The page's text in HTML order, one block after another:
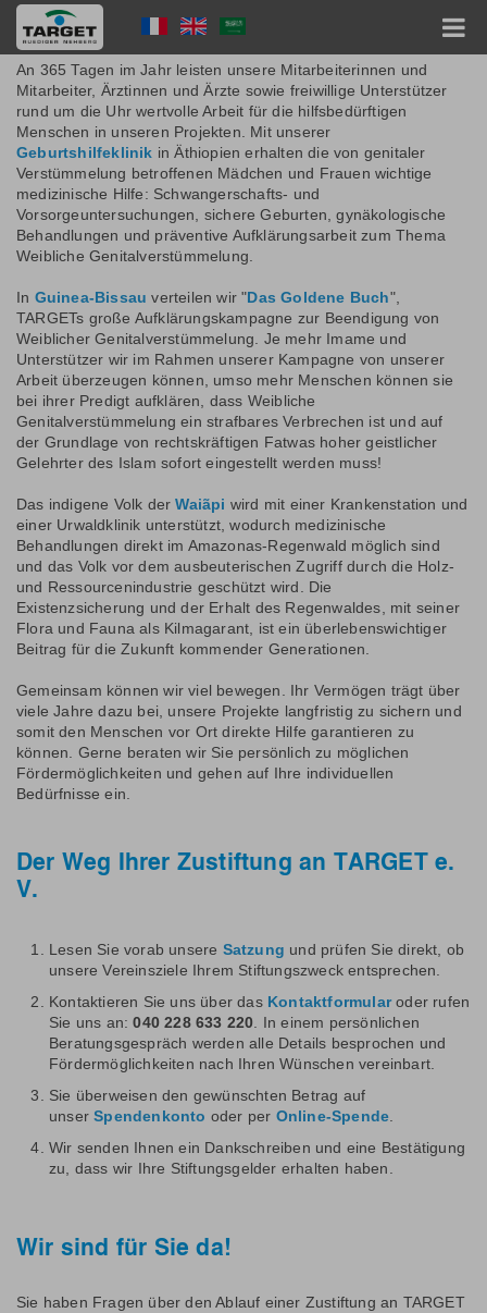
Skip
main
content
Language
Menu
Hauptnavigation
Stiftungen
An 365 Tagen im Jahr leisten unsere Mitarbeiterinnen und
Mitarbeiter, Ärztinnen und Ärzte sowie freiwillige Unterstützer
rund um die Uhr wertvolle Arbeit für die hilfsbedürftigen
Menschen in unseren Projekten. Mit unserer
Geburtshilfeklinik in Äthiopien erhalten die von genitaler
Verstümmelung betroffenen Mädchen und Frauen wichtige
medizinische Hilfe: Schwangerschafts- und
Vorsorgeuntersuchungen, sichere Geburten, gynäkologische
Behandlungen und präventive Aufklärungsarbeit zum Thema
Weibliche Genitalverstümmelung.
In Guinea-Bissau verteilen wir "Das Goldene Buch",
TARGETs große Aufklärungskampagne zur Beendigung von
Weiblicher Genitalverstümmelung. Je mehr Imame und
Unterstützer wir im Rahmen unserer Kampagne von unserer
Arbeit überzeugen können, umso mehr Menschen können sie
bei ihrer Predigt aufklären, dass Weibliche
Genitalverstümmelung ein strafbares Verbrechen ist und auf
der Grundlage von rechtskräftigen Fatwas hoher geistlicher
Gelehrter des Islam sofort eingestellt werden muss!
Das indigene Volk derWaiãpi wird mit einer Krankenstation und
einer Urwaldklinik unterstützt, wodurch medizinische
Behandlungen direkt im Amazonas-Regenwald möglich sind
und das Volk vor dem ausbeuterischen Zugriff durch die Holz-
und Ressourcenindustrie geschützt wird. Die
Existenzsicherung und der Erhalt des Regenwaldes, mit seiner
Flora und Fauna als Kilmagarant, ist ein überlebenswichtiger
Beitrag für die Zukunft kommender Generationen.
Gemeinsam können wir viel bewegen. Ihr Vermögen trägt über
viele Jahre dazu bei, unsere Projekte langfristig zu sichern und
somit den Menschen vor Ort direkte Hilfe garantieren zu
können. Gerne beraten wir Sie persönlich zu möglichen
Fördermöglichkeiten und gehen auf Ihre individuellen
Bedürfnisse ein.
Der Weg Ihrer Zustiftung an TARGET e.
V.
Lesen Sie vorab unsere Satzung und prüfen Sie direkt, ob
unsere Vereinsziele Ihrem Stiftungszweck entsprechen.
Kontaktieren Sie uns über das Kontaktformularoder rufen
Sie uns an:040 228 633 220 . In einem persönlichen
Beratungsgespräch werden alle Details besprochen und
Fördermöglichkeiten nach Ihren Wünschen vereinbart.
Sie überweisen den gewünschten Betrag auf
unserSpendenkonto oder per Online-Spende
Wir senden Ihnen ein Dankschreiben und eine Bestätigung
zu, dass wir Ihre Stiftungsgelder erhalten haben.
Wir sind für Sie da!
Sie haben Fragen über den Ablauf einer Zustiftung an TARGET